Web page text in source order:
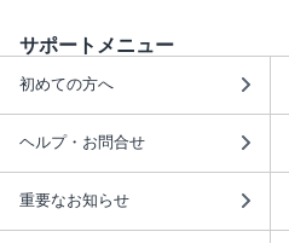
サポートメニュー
初めての方へ
ヘルプ・お問合せ
重要なお知らせ